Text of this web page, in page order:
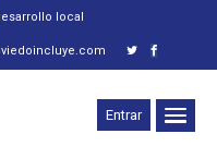
local
Entrar